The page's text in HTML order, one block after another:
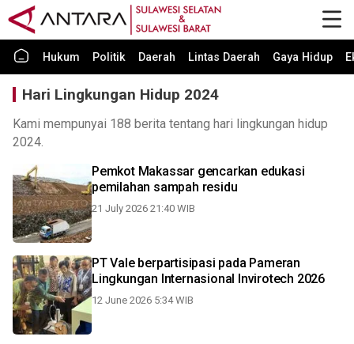
Hukum Politik Daerah Lintas Daerah Gaya Hidup
Hari Lingkungan Hidup 2024
Kami mempunyai 188 berita tentang hari lingkungan hidup
2024.
Pemkot Makassar gencarkan edukasi
pemilahan sampah residu
21 July 2026 21:40 WIB
PT Vale berpartisipasi pada Pameran
Lingkungan Internasional Invirotech 2026
12 June 2026 5:34 WIB